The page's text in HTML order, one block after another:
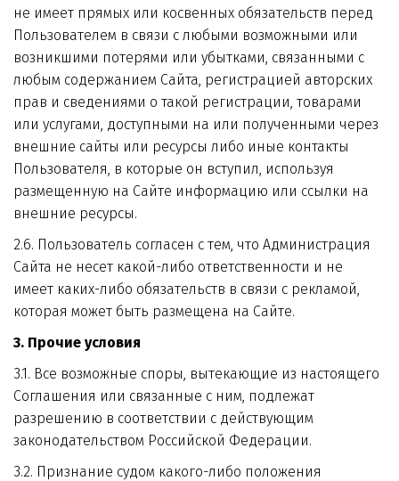
не имеет прямых или косвенных обязательств перед
Пользователем в связи с любыми возможными или
возникшими потерями или убытками, связанными с
любым содержанием Сайта, регистрацией авторских
прав и сведениями о такой регистрации, товарами
или услугами, доступными на или полученными через
внешние сайты или ресурсы либо иные контакты
Пользователя, в которые он вступил, используя
размещенную на Сайте информацию или ссылки на
внешние ресурсы.
2.6. Пользователь согласен с тем, что Администрация
Сайта не несет какой-либо ответственности и не
имеет каких-либо обязательств в связи с рекламой,
которая может быть размещена на Сайте.
3. Прочие условия
3.1. Все возможные споры, вытекающие из настоящего
Соглашения или связанные с ним, подлежат
разрешению в соответствии с действующим
законодательством Российской Федерации.
3.2. Признание судом какого-либо положения